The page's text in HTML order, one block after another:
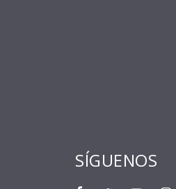
SÍGUENOS